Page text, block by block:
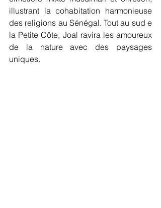
illustrant la cohabitation harmonieuse
des religions au Sénégal. Tout au sud e
la Petite Côte, Joal ravira les amoureux
de la nature avec des paysages
uniques.